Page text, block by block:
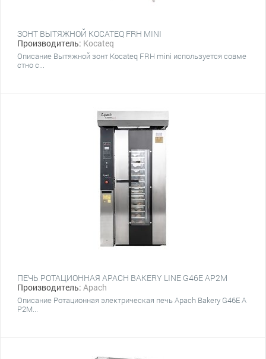
ЗОНТ ВЫТЯЖНОЙ KOCATEQ FRH MINI
Производитель: Kocateq
Описание Вытяжной зонт Kocateq FRH mini используется совме
стно с...
ПЕЧЬ РОТАЦИОННАЯ APACH BAKERY LINE G46E AP2M
Производитель: Apach
Описание Ротационная электрическая печь Apach Bakery G46E A
P2M...